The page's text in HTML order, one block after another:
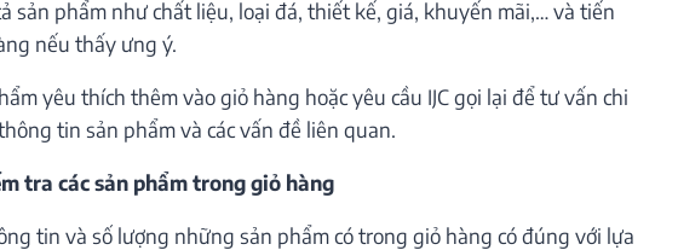
sản phẩm như chất liệu, loại đá, thiết kế, giá, khuyến mãi,… và tiến
nếu thấy ưng ý.
yêu thích thêm vào giỏ hàng hoặc yêu cầu IJC gọi lại để tư vấn chi
tin sản phẩm và các vấn đề liên quan.
tra các sản phẩm trong giỏ hàng
tin và số lượng những sản phẩm có trong giỏ hàng có đúng với lựa